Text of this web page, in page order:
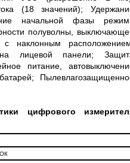
(18 значений);
начальной фазы
полуволны,
наклонным
лицевой панели;
питание,
цифрового